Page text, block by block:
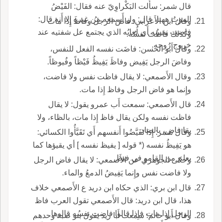
قال شمر: سأَلت البَكْراوِيّ عنه فقال: الفَيْضُ
الموتُ ههنا، قال: ول أَسمعه من غيره إِلا أَنه قال:
فاضت نفسُه أَي لُعابُه الذي يجتمع عل شفتيه عند
خروج رُوحه.
وقال ابن الأَعرابي: فاضَ الرجلُ وفاظَ إِذا مات
وكذلك فاظت نفسُه.
وقال أَبو الحسن: فاضَت نفسه الفعل للنفس،
وفاضَ الرجل يَفِيض وفاظَ يَفِيظُ فَيْظاً وفُيوظاً.
وقال الأَصمعي: لا يقال فاظت نفس ولا فاضت،
وإِنما هو فاض الرجل وفاظ إِذا مات.
قال الأَصمعي: سمعت أَب عمرو يقول: لا يقال
فاظت نفسه ولكن يقال فاظ إِذا مات، بالظاء، ولا
يقا فاض، بالضاد.
وقال شمر: إِذا تَفَيَّضُوا أَنفسهم أَي تَقَيَّأُوا الكسائي:
هو يَفِيظُ نفسه (* قوله [ يفيظ نفسه ] أي يقيؤها كما
يعلم من القامو في فيظ.
وحكى الجوهري عن الأَصمعي: لا يقال فاض الرجل
ولا فاضت نفس وإِنما يَفِيضُ الدمعُ والماء.
قال ابن بري: الذي حكاه ابن دريد ع الأَصمعي خلاف
هذا، قال ابن دريد: قال الأَصمعي تقول العرب فاظ
الرجل إِذا مات فإِذا قالوا فاضت نفسُه قالوها
وقال أَبو حاتم: سمعت أَبا زيد يقول بنو ضبة وحدهم